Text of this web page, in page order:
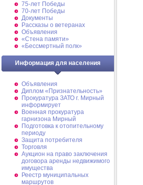
75-лет Победы
70-лет Победы
Документы
Рассказы о ветеранах
Объявления
«Стена памяти»
«Бессмертный полк»
Информация для населения
Объявления
Диплом «Признательность»
Прокуратура ЗАТО г. Мирный
информирует
Военная прокуратура
гарнизона Мирный
Подготовка к отопительному
периоду
Защита потребителя
Торговля
Аукцион на право заключения
договора аренды недвижимого
имущества
Реестр муниципальных
маршрутов